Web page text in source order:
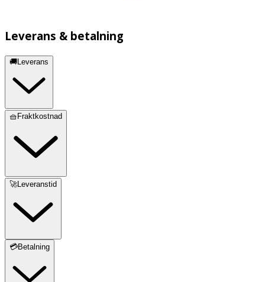
Leverans & betalning
🚚Leverans
🧺Fraktkostnad
🚀Leveranstid
💳Betalning